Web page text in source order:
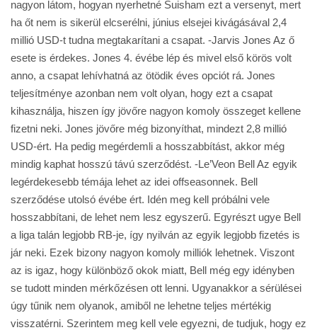
nagyon látom, hogyan nyerhetné Suisham ezt a versenyt, mert
ha őt nem is sikerül elcserélni, június elsejei kivágásával 2,4
millió USD-t tudna megtakarítani a csapat. -Jarvis Jones Az ő
esete is érdekes. Jones 4. évébe lép és mivel első körös volt
anno, a csapat lehívhatná az ötödik éves opciót rá. Jones
teljesítménye azonban nem volt olyan, hogy ezt a csapat
kihasználja, hiszen így jövőre nagyon komoly összeget kellene
fizetni neki. Jones jövőre még bizonyíthat, mindezt 2,8 millió
USD-ért. Ha pedig megérdemli a hosszabbítást, akkor még
mindig kaphat hosszú távú szerződést. -Le’Veon Bell Az egyik
legérdekesebb témája lehet az idei offseasonnek. Bell
szerződése utolsó évébe ért. Idén meg kell próbálni vele
hosszabbítani, de lehet nem lesz egyszerű. Egyrészt ugye Bell
a liga talán legjobb RB-je, így nyilván az egyik legjobb fizetés is
jár neki. Ezek bizony nagyon komoly milliók lehetnek. Viszont
az is igaz, hogy különböző okok miatt, Bell még egy idényben
se tudott minden mérkőzésen ott lenni. Ugyanakkor a sérülései
úgy tűnik nem olyanok, amiből ne lehetne teljes mértékig
visszatérni. Szerintem meg kell vele egyezni, de tudjuk, hogy ez